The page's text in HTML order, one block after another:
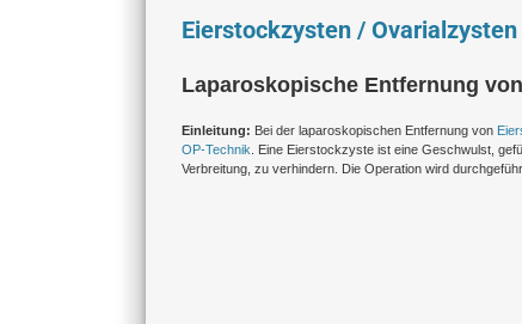
Eierstockzysten /
Laparoskopische Entfernung
Einleitung: Bei der laparoskopischen Entfernung von
OP-Technik . Eine Eierstockzyste ist eine Geschwulst,
Verbreitung, zu verhindern. Die Operation wird